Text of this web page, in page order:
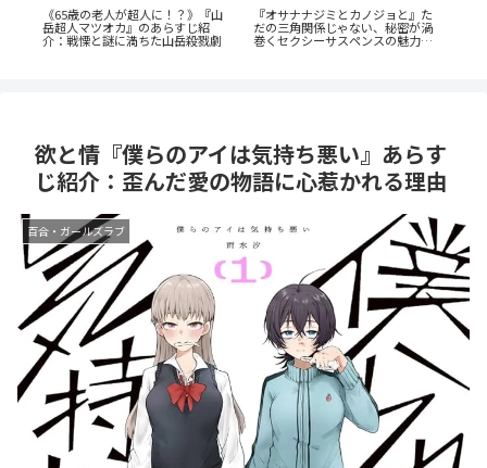
ョと』た
秘密が渦
の魅力と
『群脳教室』の魅力を徹底解説！
教室が脳だらけ？衝撃サスペンス
を今すぐ読むべき5つの理由
公私で変わる凄まじいギャップ
『志乃と恋』のあらすじ徹底紹
介！甘くて尊い百合の世界へ
欲と情『僕らのアイは気持ち悪い』あらす
じ紹介：歪んだ愛の物語に心惹かれる理由
百合・ガールズラブ